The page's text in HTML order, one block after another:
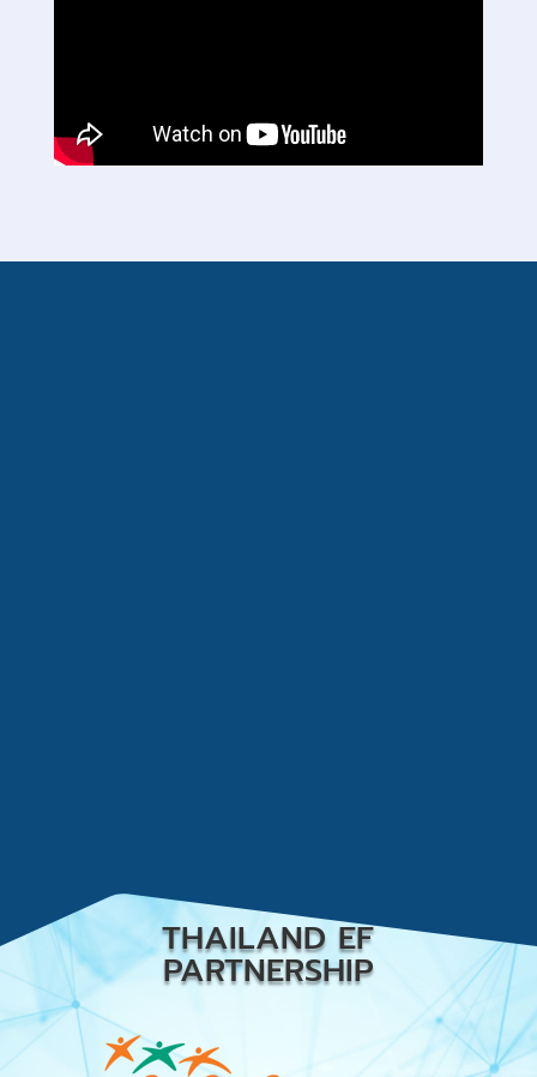
THAILAND EF
PARTNERSHIP